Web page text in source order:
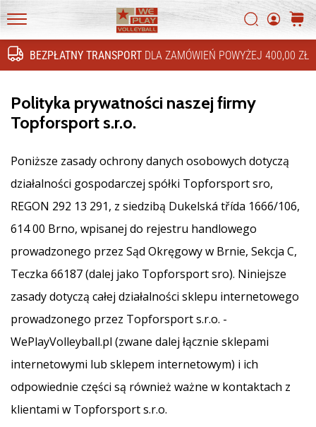
BEZPŁATNY TRANSPORT DLA ZAMÓWIEŃ POWYŻEJ 400,00 ZŁ
WePlayVolleyball.pl
Szukaj
Szukaj
4!
Odkryj
innowacje
techniczne
i
się,
czy
warto
16. 11. 2022
•
5 min. czytanie
Prezenty
świąteczne
siatkarzy
Świąteczne
prezenty
siatkarzy
–
Nasze
porady
Polityka prywatności naszej firmy
Topforsport s.r.o.
Poniższe zasady ochrony danych osobowych dotyczą
działalności gospodarczej spółki Topforsport sro,
REGON 292 13 291, z siedzibą Dukelská třída 1666/106,
614 00 Brno, wpisanej do rejestru handlowego
prowadzonego przez Sąd Okręgowy w Brnie, Sekcja C,
Teczka 66187 (dalej jako Topforsport sro). Niniejsze
zasady dotyczą całej działalności sklepu internetowego
prowadzonego przez Topforsport s.r.o. -
WePlayVolleyball.pl (zwane dalej łącznie sklepami
internetowymi lub sklepem internetowym) i ich
odpowiednie części są również ważne w kontaktach z
klientami w Topforsport s.r.o.